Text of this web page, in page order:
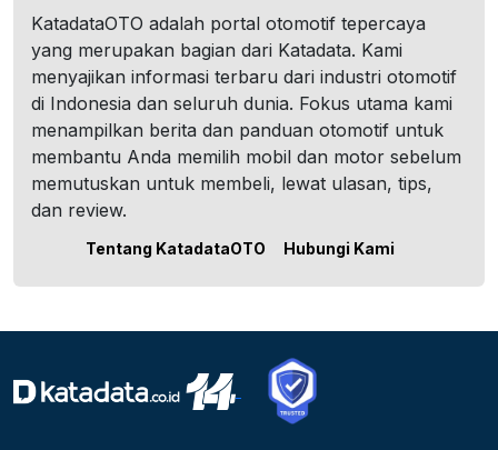
KatadataOTO adalah portal otomotif tepercaya
yang merupakan bagian dari Katadata. Kami
menyajikan informasi terbaru dari industri otomotif
di Indonesia dan seluruh dunia. Fokus utama kami
menampilkan berita dan panduan otomotif untuk
membantu Anda memilih mobil dan motor sebelum
memutuskan untuk membeli, lewat ulasan, tips,
dan review.
Tentang KatadataOTO Hubungi Kami